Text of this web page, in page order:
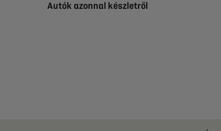
Autók azonnal készletről